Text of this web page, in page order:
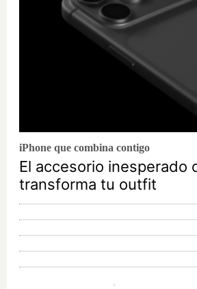
iPhone que combina contigo
El accesorio inesperado
transforma tu outfit